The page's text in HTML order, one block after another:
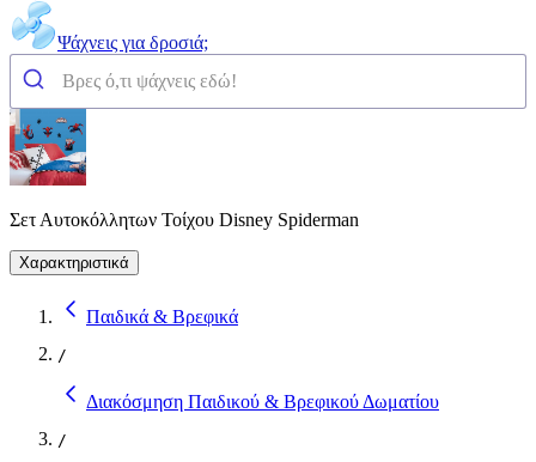
Ψάχνεις για δροσιά;
Σετ Αυτοκόλλητων Τοίχου Disney Spiderman
Χαρακτηριστικά
Παιδικά & Βρεφικά
/
Διακόσμηση Παιδικού & Βρεφικού Δωματίου
/